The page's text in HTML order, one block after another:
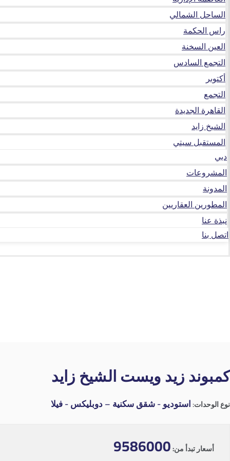
الساحل الشمالي
راس الحكمة
العين السخنة
التجمع السادس
أكتوبر
التجمع
القاهرة الجديدة
الشيخ زايد
المستقبل سيتي
دبي
المشروعات
المدونة
المطورين العقاريين
نبذة عنا
اتصل بنا
كمبوند زيد ويست الشيخ زايد
نوع الوحدات:استوديو - شقق سكنية – دوبليكس - فيلا
أسعار تبدأ من:9586000